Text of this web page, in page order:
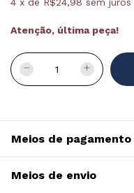
Atenção, última peça!
Meios de pagamento
Meios de envio